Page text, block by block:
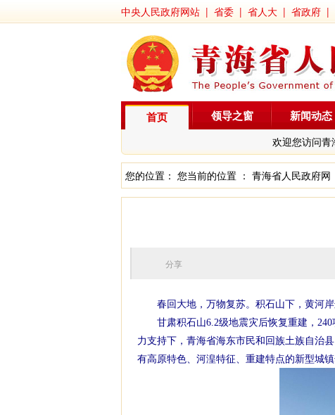
中央人民政府网站 | 省委 | 省人大 | 省政府 |
首页
欢迎您访问青
领导之窗 新闻动态
您的位置： 您当前的位置 ： 青海省人民政府网
分享
春回大地，万物复苏。积石山下，黄河
甘肃积石山6.2级地震灾后恢复重建，240
力支持下，青海省海东市民和回族土族自治
有高原特色、河湟特征、重建特点的新型城镇